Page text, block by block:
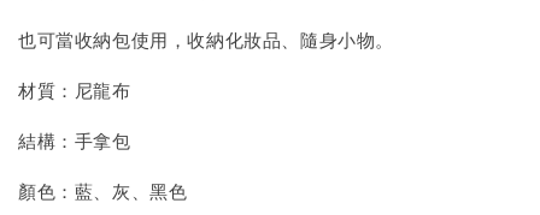
也可當收納包使用，收納化妝品、隨身小物。
材質：尼龍布
結構：手拿包
顏色：藍、灰、黑色